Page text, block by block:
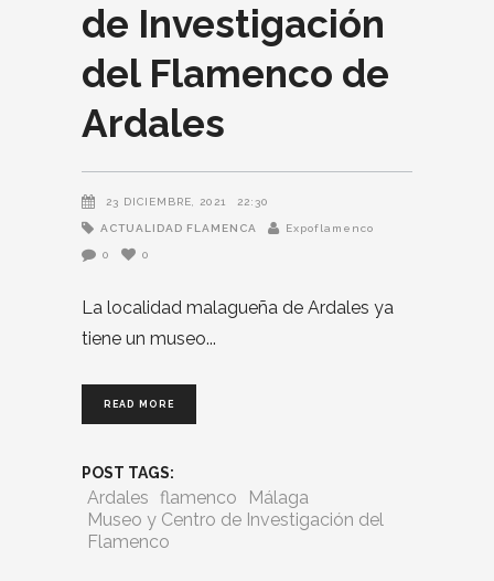
de Investigación
del Flamenco de
Ardales
23 DICIEMBRE, 2021 22:30
ACTUALIDAD FLAMENCA Expoflamenco
0 0
La localidad malagueña de Ardales ya
tiene un museo
READ MORE
POST TAGS:
Ardales flamenco
Málaga
Museo y Centro de Investigación del
Flamenco